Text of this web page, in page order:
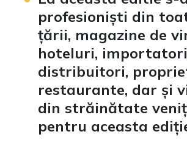
profesioniști din
țării, magazine de
hoteluri,
distribuitori,
restaurante, dar și
din străinătate
pentru aceasta